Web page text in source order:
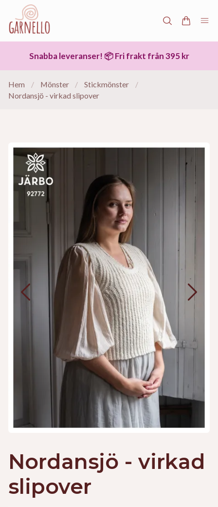
Snabba leveranser! 📦 Fri frakt från 395 kr
Hem / Mönster / Stickmönster
/
Nordansjö - virkad slipover
Nordansjö - virkad
slipover